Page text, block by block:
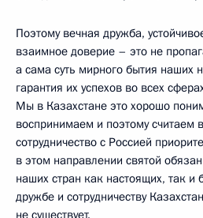
Поэтому вечная дружба,
взаимное доверие – это не
а сама суть мирного бытия наших
гарантия их успехов во всех
Мы в Казахстане это хорошо
воспринимаем и поэтому считаем
сотрудничество с Россией
в этом направлении святой
наших стран как настоящих, так и
дружбе и сотрудничеству
не существует.